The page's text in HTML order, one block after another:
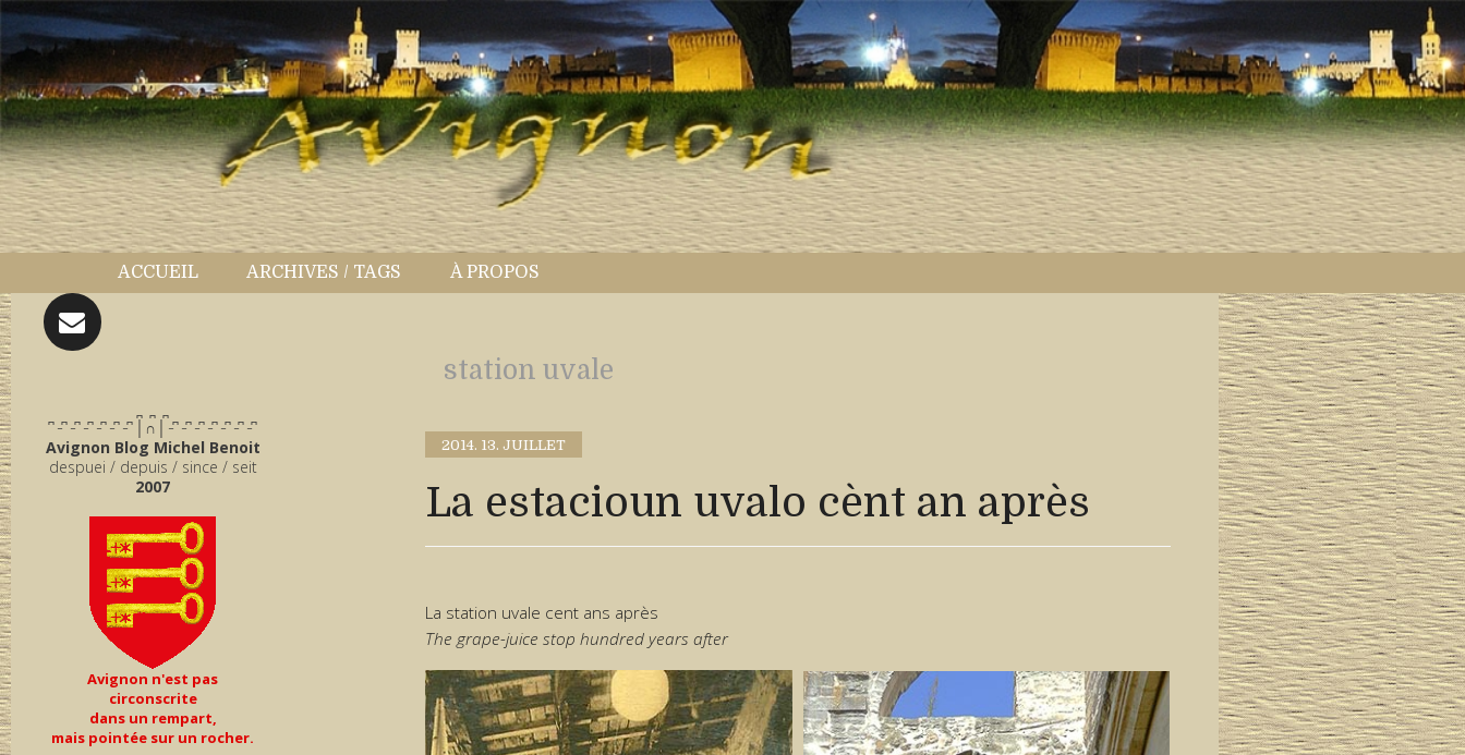
ACCUEIL ARCHIVES / TAGS À PROPOS
͆ ̵ ͆ ̵ ͆ ̵ ͆ ̵ ͆ ̵ ͆ ̵ ͆ │∩│ ̵ ͆ ̵ ͆ ̵ ͆ ̵ ͆ ̵ ͆ ̵ ͆ ̵ ͆
Avignon Blog Michel Benoit
despuei / depuis / since / seit
2007
Avignon n'est pas
circonscrite
dans un rempart,
mais pointée sur un rocher.
station uvale
2014. 13. JUILLET
La estacioun uvalo cènt an après
La station uvale cent ans après
The grape-juice stop hundred years after